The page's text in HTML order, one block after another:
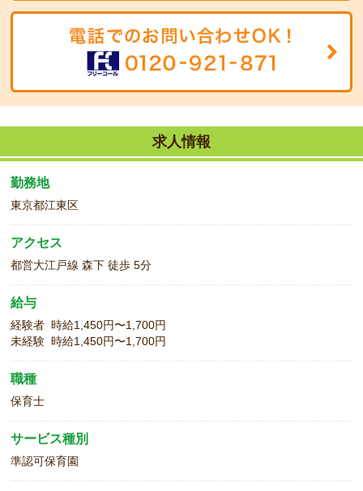
ご応募お待ちしております。
求人情報
勤務地
東京都江東区
アクセス
都営大江戸線 森下 徒歩 5分
給与
経験者 時給1,450円〜1,700円
未経験 時給1,450円〜1,700円
職種
保育士
サービス種別
準認可保育園